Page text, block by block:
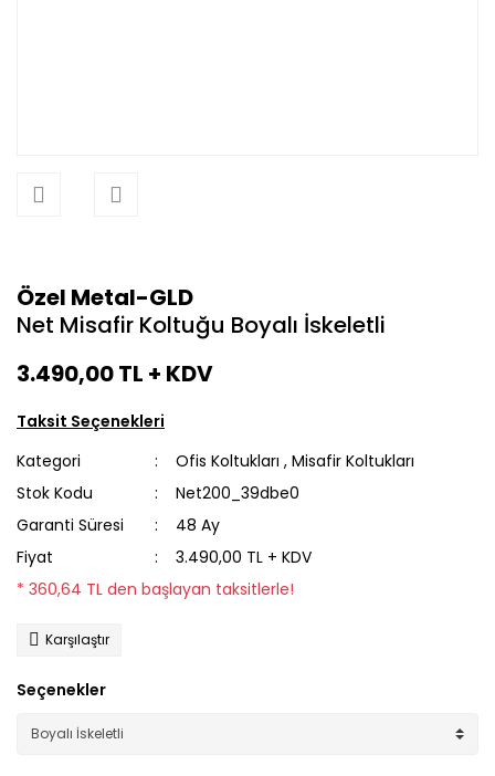
Özel Metal-GLD
Net Misafir Koltuğu Boyalı İskeletli
3.490,00 TL + KDV
Taksit Seçenekleri
Kategori
Ofis Koltukları ,Misafir Koltukları
Stok Kodu
Net200_39dbe0
Garanti Süresi
48 Ay
Fiyat
3.490,00 TL + KDV
* 360,64 TL den başlayan taksitlerle!
Karşılaştır
Seçenekler